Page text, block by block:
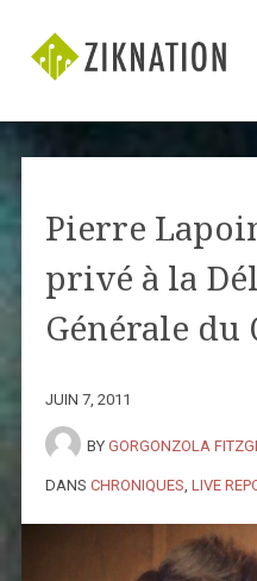
Pierre
privé à la
Générale du
JUIN 7, 2011
BY GORGONZOLA
DANS CHRONIQUES LIVE